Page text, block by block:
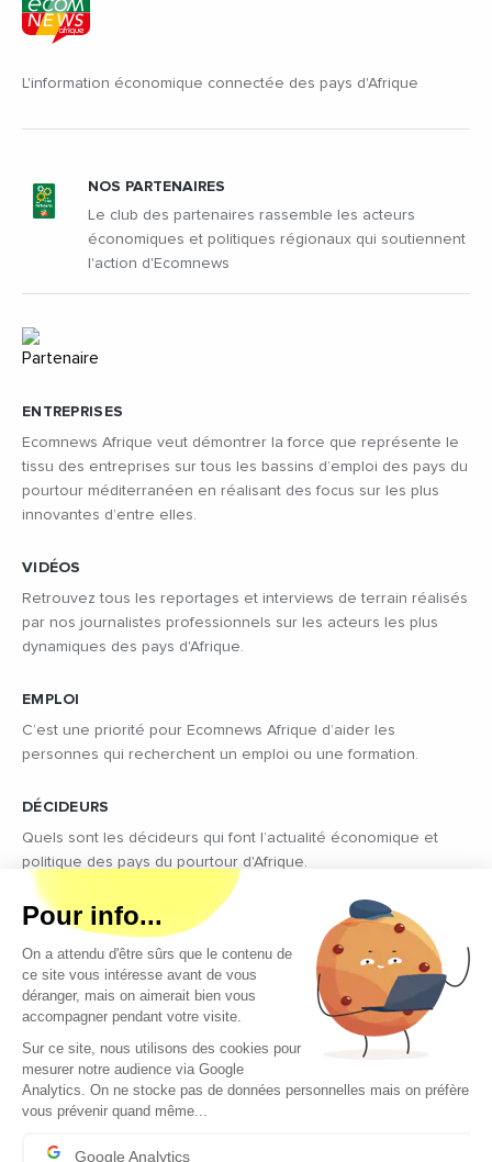
L'information économique connectée des pays d'Afrique
ENTREPRISES
Ecomnews Afrique veut démontrer la force que représente le
tissu des entreprises sur tous les bassins d’emploi des pays du
pourtour méditerranéen en réalisant des focus sur les plus
innovantes d’entre elles.
VIDÉOS
Retrouvez tous les reportages et interviews de terrain réalisés
par nos journalistes professionnels sur les acteurs les plus
dynamiques des pays d'Afrique.
EMPLOI
C’est une priorité pour Ecomnews Afrique d’aider les
personnes qui recherchent un emploi ou une formation.
DÉCIDEURS
Quels sont les décideurs qui font l’actualité économique et
politique des pays du pourtour d'Afrique.
NOS PARTENAIRES
Le club des partenaires rassemble les acteurs
économiques et politiques régionaux qui soutiennent
l'action d'Ecomnews
Copyright © 2026 - Tous droits réservés
Qui sommes-nous ?
Contact